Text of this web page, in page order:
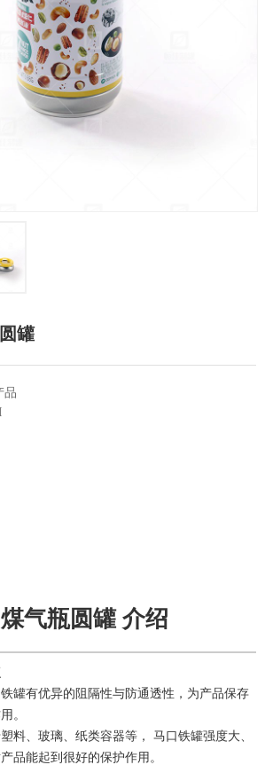
罐
品
气瓶圆罐 介绍
罐有优异的阻隔性与防通透性，为产品保存
。
料、玻璃、纸类容器等， 马口铁罐强度大、
品能起到很好的保护作用。